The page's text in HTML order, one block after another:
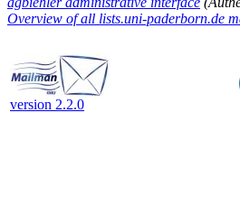
Overview of all lists.uni-paderborn.de
version 2.2.0